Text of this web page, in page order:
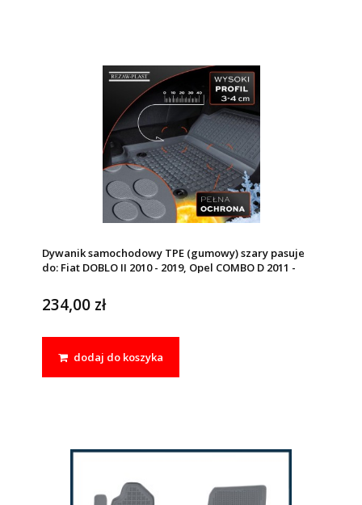
Dywanik samochodowy TPE (gumowy) szary pasuje
do: Fiat DOBLO II 2010 - 2019, Opel COMBO D 2011 -
234,00 zł
dodaj do koszyka